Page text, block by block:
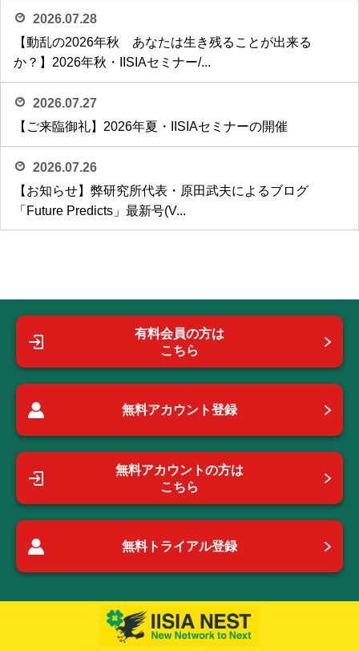
2026.07.28
【動乱の2026年秋 あなたは生き残ることが出来る
か？】2026年秋・IISIAセミナー/...
2026.07.27
【ご来臨御礼】2026年夏・IISIAセミナーの開催
2026.07.26
【お知らせ】弊研究所代表・原田武夫によるブログ
「Future Predicts」最新号(V...
有料会員の方は
こちら
無料アカウント登録
無料アカウントの方は
こちら
無料トライアル登録